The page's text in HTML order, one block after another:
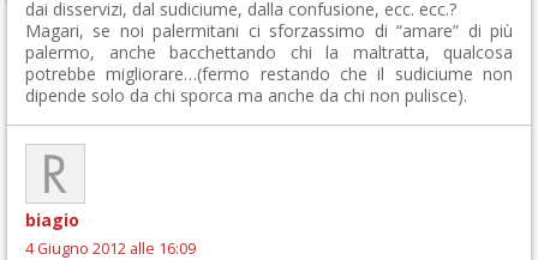
dai disservizi, dal sudiciume, dalla confusione, ecc. ecc.?
Magari, se noi palermitani ci sforzassimo di “amare” di più
palermo, anche bacchettando chi la maltratta, qualcosa
potrebbe migliorare…(fermo restando che il sudiciume non
dipende solo da chi sporca ma anche da chi non pulisce).
biagio
4 Giugno 2012 alle 16:09